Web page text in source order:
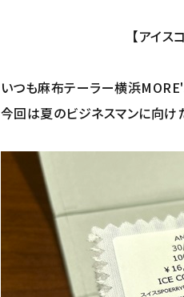
【アイ
いつも麻布テーラー横浜
今回は夏のビジネスマンに向け